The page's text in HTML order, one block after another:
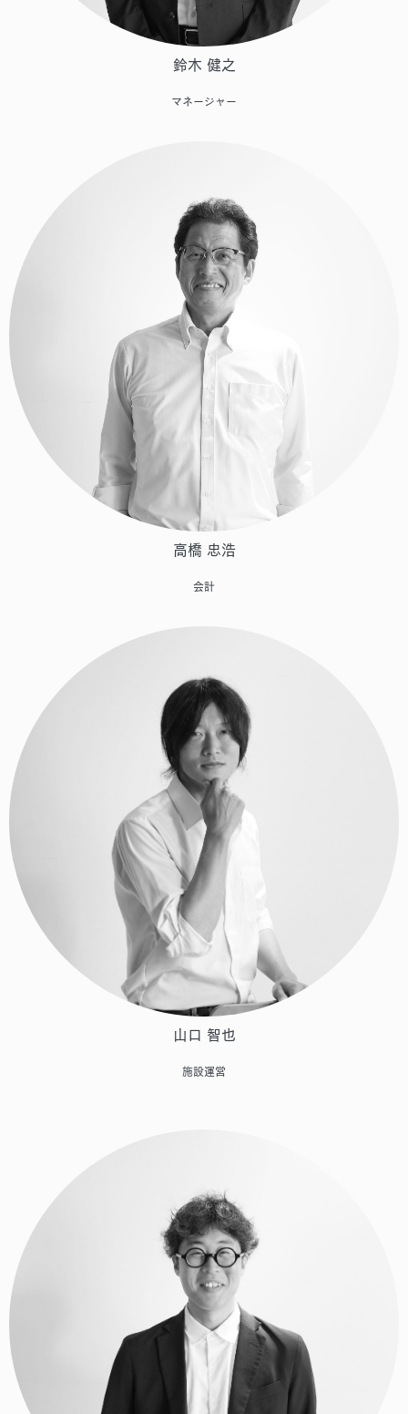
鈴木 健之
マネージャー
高橋 忠浩
会計
山口 智也
施設運営